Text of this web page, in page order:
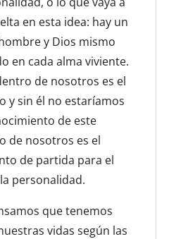
en esta idea: hay un
y Dios mismo
en cada alma viviente.
de nosotros es el
y sin él no estaríamos
de este
de nosotros es el
de partida para el
personalidad.
que tenemos
vidas según las